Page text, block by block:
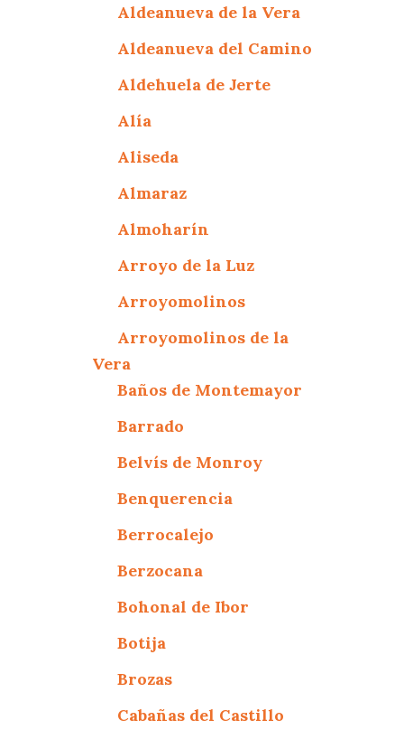
Aldeanueva de la Vera
Aldeanueva del Camino
Aldehuela de Jerte
Alía
Aliseda
Almaraz
Almoharín
Arroyo de la Luz
Arroyomolinos
Arroyomolinos de la
Vera
Baños de Montemayor
Barrado
Belvís de Monroy
Benquerencia
Berrocalejo
Berzocana
Bohonal de Ibor
Botija
Brozas
Cabañas del Castillo